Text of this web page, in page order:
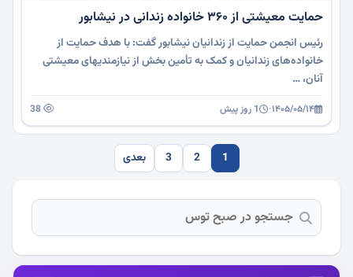
حمایت معیشتی از ۳۶۰ خانواده زندانی در نیشابور
رئیس انجمن حمایت از زندانیان نیشابور گفت: با هدف حمایت از
خانواده‌های زندانیان و کمک به تأمین بخش از نیازمندیهای معیشتی
آنان، …
۱۴۰۵/۰۵/۱۴· 1 روز پیش
1
2
3 بعدی